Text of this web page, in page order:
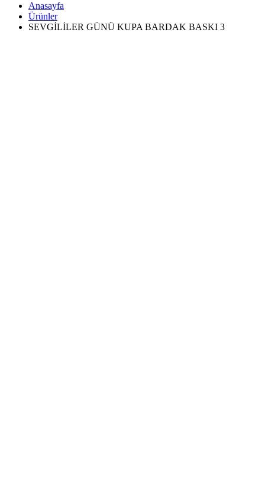
Anasayfa
Ürünler
SEVGİLİLER GÜNÜ KUPA BARDAK BASKI 3